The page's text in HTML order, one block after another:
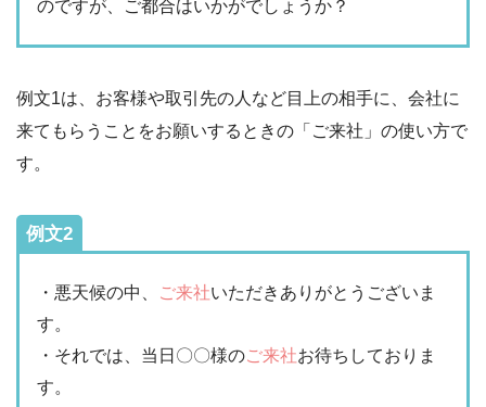
のですが、ご都合はいかがでしょうか？
例文1は、お客様や取引先の人など目上の相手に、会社に
来てもらうことをお願いするときの「ご来社」の使い方で
す。
例文2
・悪天候の中、 ご来社いただきありがとうございま
す。
・それでは、当日〇〇様のご来社お待ちしておりま
す。